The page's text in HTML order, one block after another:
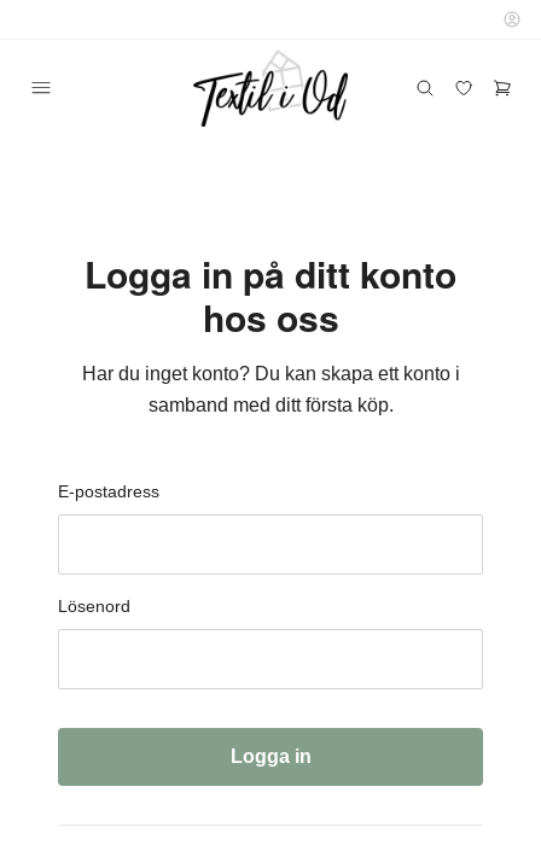
Logga in på ditt konto
hos oss
Har du inget konto? Du kan skapa ett konto i
samband med ditt första köp.
E-postadress
Lösenord